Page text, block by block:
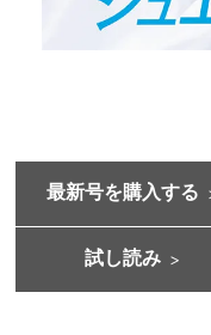
最新号を購入する
試し読み